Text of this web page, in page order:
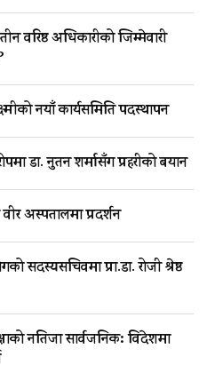
वरिष्ठ अधिकारीको जिम्मेवारी
नयाँ कार्यसमिति पदस्थापन
डा. नुतन शर्मासँग प्रहरीको बयान
अस्पतालमा प्रदर्शन
सदस्यसचिवमा प्रा.डा. रोजी श्रेष्ठ
नतिजा सार्वजनिक: विदेशमा